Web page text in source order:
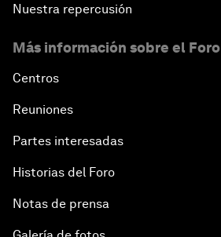
Nuestra repercusión
Más información sobre el Foro
Centros
Reuniones
Partes interesadas
Historias del Foro
Notas de prensa